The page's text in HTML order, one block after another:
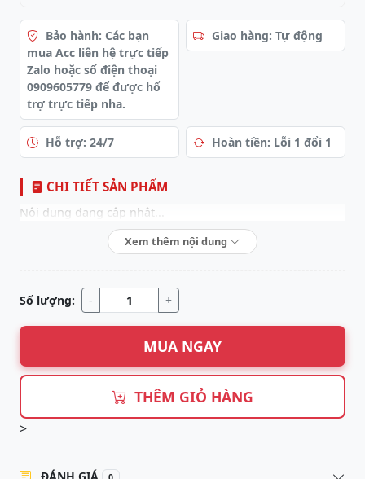
Bảo hành: Các bạn
mua Acc liên hệ trực tiếp
Zalo hoặc số điện thoại
0909605779 để được hổ
trợ trực tiếp nha.
Giao hàng: Tự động
Hỗ trợ: 24/7 Hoàn tiền: Lỗi 1 đổi 1
CHI TIẾT SẢN PHẨM
Nội dung đang cập nhật...
Xem thêm nội dung
Số lượng: - +
MUA NGAY
THÊM GIỎ HÀNG
>